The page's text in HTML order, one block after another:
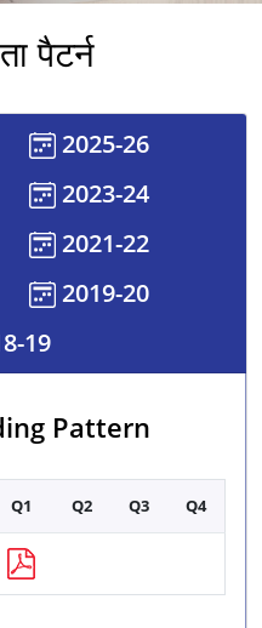
पैटर्न
2025-26
2023-24
2021-22
2019-20
19
Pattern
Q1 Q2 Q3 Q4